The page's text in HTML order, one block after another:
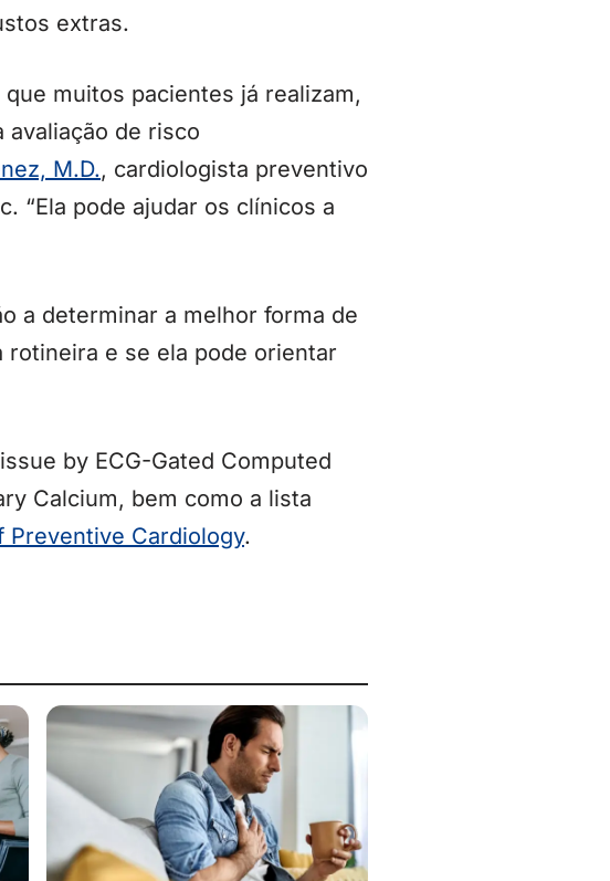
extras.
muitos pacientes já realizam,
avaliação de risco
M.D., cardiologista preventivo
“Ela pode ajudar os clínicos a
a determinar a melhor forma de
rotineira e se ela pode orientar
by ECG-Gated Computed
Calcium, bem como a lista
Preventive Cardiology.